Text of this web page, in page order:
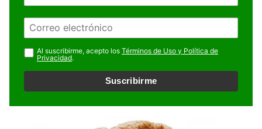
r
e
E
m
a
i
l
Al suscribirme, acepto los Términos de Uso y Política de
Privacidad.
Suscribirme